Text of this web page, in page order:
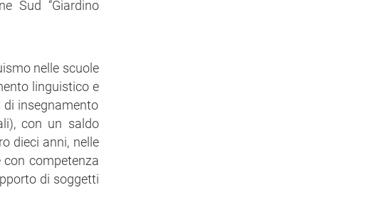
Sud “Giardino
nelle scuole
linguistico e
insegnamento
con un saldo
dieci anni, nelle
con competenza
di soggetti